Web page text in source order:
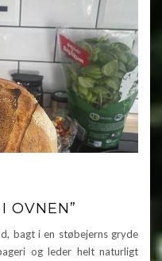
OVNEN”
bagt i en støbejerns gryde
og leder helt naturligt